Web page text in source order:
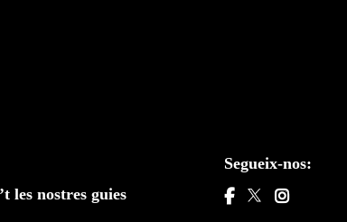
les nostres guies
Segueix-nos: